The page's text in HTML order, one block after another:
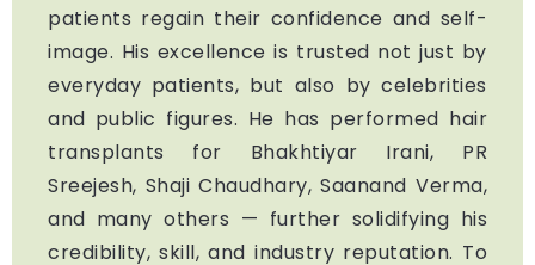
patients regain their confidence and self-
image. His excellence is trusted not just by
everyday patients, but also by celebrities
and public figures. He has performed hair
transplants for Bhakhtiyar Irani, PR
Sreejesh, Shaji Chaudhary, Saanand Verma,
and many others — further solidifying his
credibility, skill, and industry reputation. To